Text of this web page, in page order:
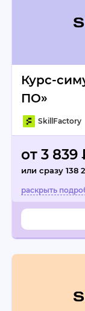
Курс-
ПО»
SkillFactory
от 3 839
или сразу 138